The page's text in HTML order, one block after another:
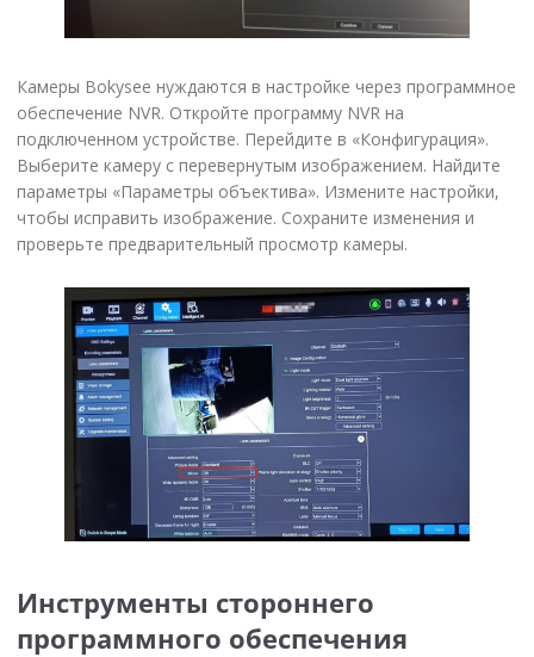
Камеры Bokysee нуждаются в настройке через программное
обеспечение NVR. Откройте программу NVR на
подключенном устройстве. Перейдите в «Конфигурация».
Выберите камеру с перевернутым изображением. Найдите
параметры «Параметры объектива». Измените настройки,
чтобы исправить изображение. Сохраните изменения и
проверьте предварительный просмотр камеры.
Инструменты стороннего
программного обеспечения